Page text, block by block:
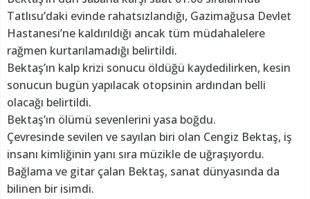
Tatlısu’daki evinde rahatsızlandığı, Gazimağusa Devlet
Hastanesi’ne kaldırıldığı ancak tüm müdahalelere
rağmen kurtarılamadığı belirtildi.
Bektaş’ın kalp krizi sonucu öldüğü kaydedilirken, kesin
sonucun bugün yapılacak otopsinin ardından belli
olacağı belirtildi.
Bektaş’ın ölümü sevenlerini yasa boğdu.
Çevresinde sevilen ve sayılan biri olan Cengiz Bektaş, iş
insanı kimliğinin yanı sıra müzikle de uğraşıyordu.
Bağlama ve gitar çalan Bektaş, sanat dünyasında da
bilinen bir isimdi.